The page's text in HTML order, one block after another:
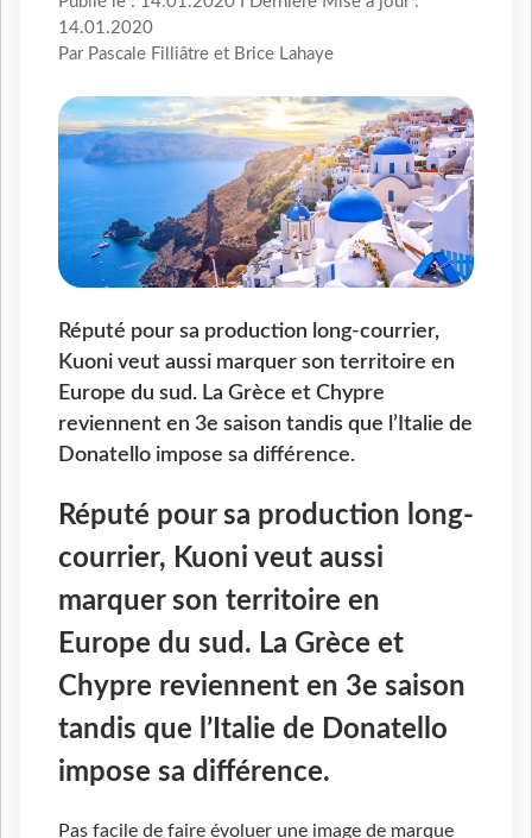
14.01.2020
Par Pascale Filliâtre et Brice Lahaye
Réputé pour sa production long-courrier,
Kuoni veut aussi marquer son territoire en
Europe du sud. La Grèce et Chypre
reviennent en 3e saison tandis que l’Italie de
Donatello impose sa différence.
Réputé pour sa production long-
courrier, Kuoni veut aussi
marquer son territoire en
Europe du sud. La Grèce et
Chypre reviennent en 3e saison
tandis que l’Italie de Donatello
impose sa différence.
Pas facile de faire évoluer une image de marque